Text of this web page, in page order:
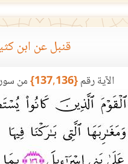
قنبل عن ابن
الآية رقم{137,136} من